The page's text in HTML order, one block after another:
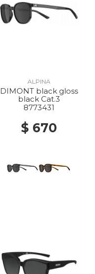
ALPINA
DIMONT black gloss
black Cat.3
8773431
$ 670